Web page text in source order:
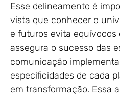
Esse delineamento é
vista que conhecer o
e futuros evita equívocos
assegura o sucesso das
comunicação
especificidades de cada
em transformação. Essa